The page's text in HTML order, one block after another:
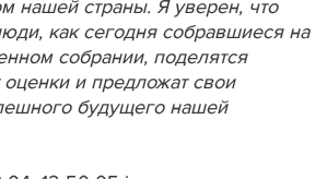
нашей страны. Я уверен, что
как сегодня собравшиеся на
собрании, поделятся
и предложат свои
будущего нашей